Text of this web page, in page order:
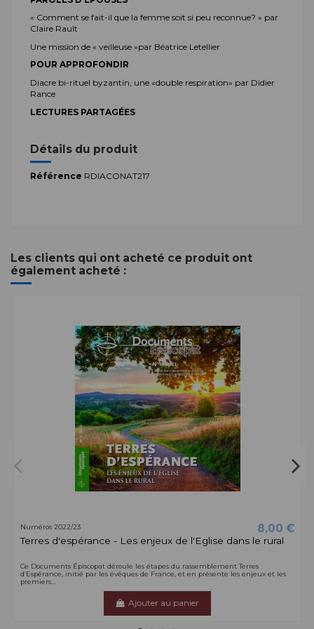
« Comment se fait-il que la femme soit si peu reconnue? » par
Claire Rault
Une mission de « veilleuse »par Béatrice Letellier
POUR APPROFONDIR
Diacre bi-rituel byzantin, une «double respiration» par Didier
Rance
LECTURES PARTAGÉES
Détails du produit
Référence RDIACONAT217
Les clients qui ont acheté ce produit ont
également acheté :
Numéros 2022/23 8,00 €
Terres d'espérance - Les enjeux de l'Eglise dans le rural
Ce Documents Épiscopat déroule les étapes du rassemblement Terres
d’Espérance, initié par les évêques de France, et en présente les enjeux et les
premiers...
Ajouter au panier